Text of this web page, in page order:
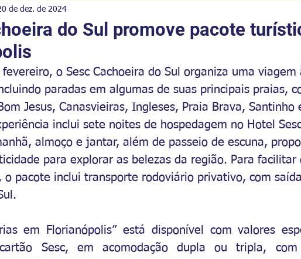
do Sul promove pacote
de dez. de 2024
o Sesc Cachoeira do Sul organiza uma viagem
paradas em algumas de suas principais praias,
Jesus, Canasvieiras, Ingleses, Praia Brava, Santinho
inclui sete noites de hospedagem no Hotel
almoço e jantar, além de passeio de escuna,
para explorar as belezas da região. Para facilitar
o pacote inclui transporte rodoviário privativo, com
em Florianópolis” está disponível com valores
Sesc, em acomodação dupla ou tripla,